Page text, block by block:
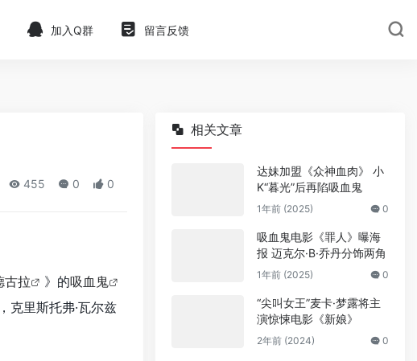
加入Q群 留言反馈
455 0 0
古拉 》的吸血鬼
克里斯托弗·瓦尔兹
相关文章
达妹加盟《众神血肉》 小
K“暮光”后再陷吸血鬼
1年前 (2025) 0
吸血鬼电影《罪人》曝海
报 迈克尔·B·乔丹分饰两角
1年前 (2025) 0
“尖叫女王”麦卡·梦露将主
演惊悚电影《新娘》
2年前 (2024) 0